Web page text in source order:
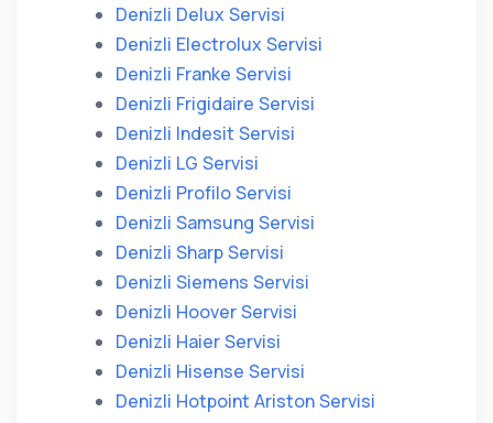
Denizli Delux Servisi
Denizli Electrolux Servisi
Denizli Franke Servisi
Denizli Frigidaire Servisi
Denizli Indesit Servisi
Denizli LG Servisi
Denizli Profilo Servisi
Denizli Samsung Servisi
Denizli Sharp Servisi
Denizli Siemens Servisi
Denizli Hoover Servisi
Denizli Haier Servisi
Denizli Hisense Servisi
Denizli Hotpoint Ariston Servisi